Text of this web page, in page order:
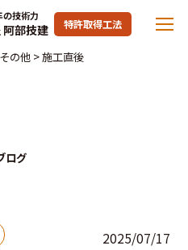
技術力
阿部技建 特許取得工法
その他>施工直後
ログ
2025/07/17